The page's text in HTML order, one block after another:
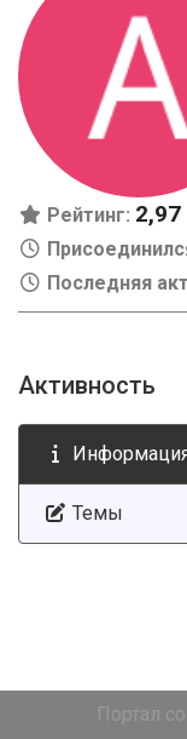
Рейтинг: 2,97
Последняя
Активность
Темы
Портал